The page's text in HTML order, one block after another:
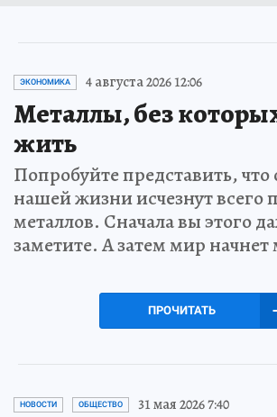
ЭКОНОМИКА 4 августа 2026 12:06
Металлы, без
жить
Попробуйте представить,
нашей жизни исчезнут всего
металлов. Сначала вы этого
заметите. А затем мир
ПРОЧИТАТЬ
НОВОСТИ ОБЩЕСТВО 31 мая 2026 7:40